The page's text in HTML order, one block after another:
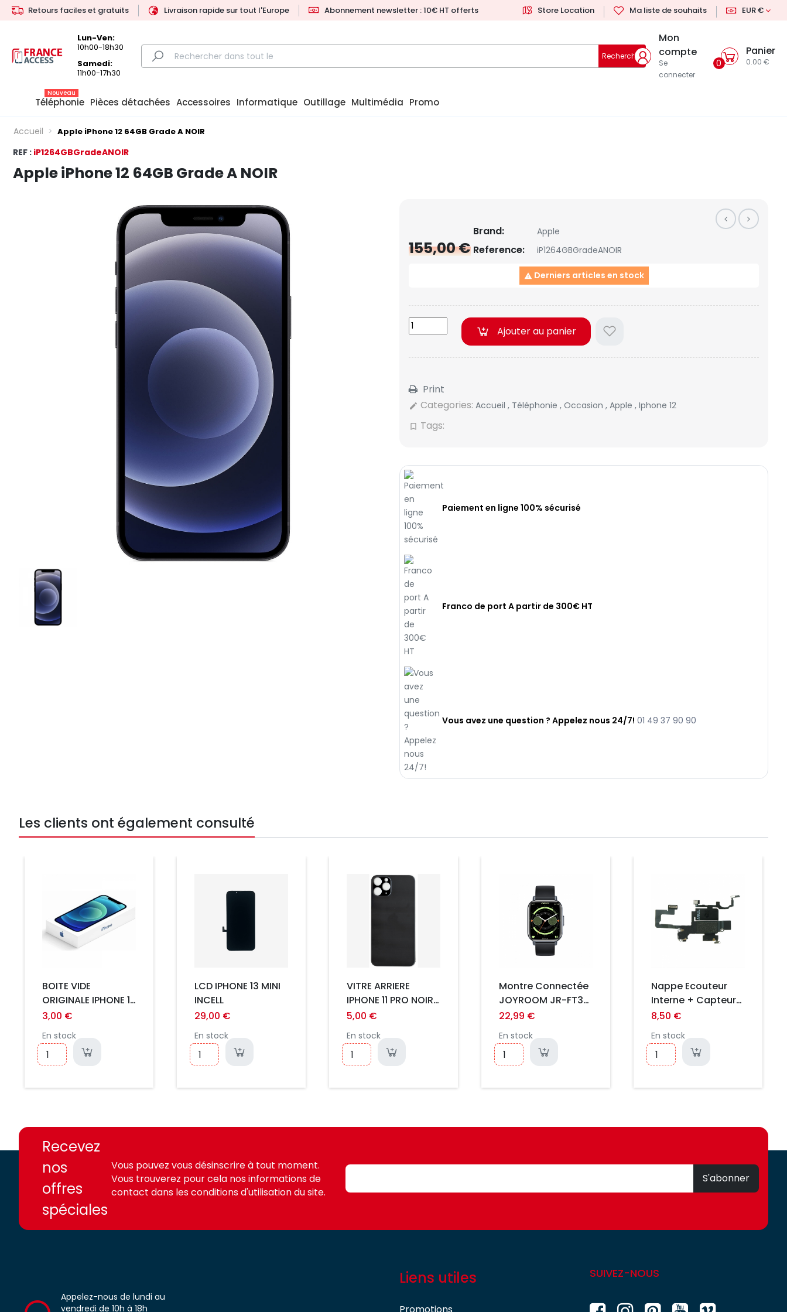
Retours faciles et gratuits Livraison rapide sur tout l'Europe Abonnement newsletter : 10€ HT offerts Store Location Ma liste de souhaits EUR €
Lun-Ven:
10h00-18h30
Samedi:
11h00-17h30
Rechercher
Mon
compte
Se
connecter
0
Panier
0.00 €
Téléphonie
Nouveau
Pièces détachées Accessoires Informatique Outillage Multimédia Promo
Accueil Apple iPhone 12 64GB Grade A NOIR
REF : iP1264GBGradeANOIR
Apple iPhone 12 64GB Grade A NOIR
155,00 €
Brand: Apple
Reference: iP1264GBGradeANOIR
 Derniers articles en stock
Ajouter au panier
Print
edit Categories: Accueil , Téléphonie , Occasion , Apple , Iphone 12
bookmark_border Tags:
Paiement en ligne 100% sécurisé
Franco de port A partir de 300€ HT
Vous avez une question ? Appelez nous 24/7! 01 49 37 90 90
Les clients ont également consulté
BOITE VIDE
ORIGINALE IPHONE 12
MINI BLEU
3,00 €
En stock
LCD IPHONE 13 MINI
INCELL
29,00 €
En stock
VITRE ARRIERE
IPHONE 11 PRO NOIR
***GRAND TROU***
5,00 €
En stock
Montre Connectée
JOYROOM JR-FT3S
Fit-life Series noir
22,99 €
En stock
Nappe Ecouteur
Interne + Capteur
de Proximité iPhone
8,50 €
En stock
access.fr
access.fr
Recevez
nos
offres
spéciales
Vous pouvez vous désinscrire à tout moment.
Vous trouverez pour cela nos informations de
contact dans les conditions d'utilisation du site.
S'abonner
Appelez-nous de lundi au
vendredi de 10h à 18h
Liens utiles SUIVEZ-NOUS